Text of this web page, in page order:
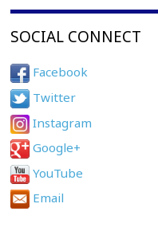
SOCIAL CONNECT
Facebook
Twitter
Instagram
Google+
YouTube
Email